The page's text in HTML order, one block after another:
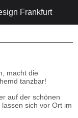
macht die
tanzbar!
auf der schönen
sich vor Ort im
Frankfurt